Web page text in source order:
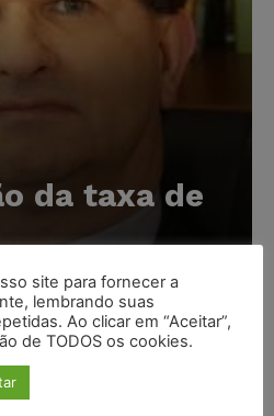
da taxa de
anúncios com conteúdo
circularem em suas
site para fornecer a
lembrando suas
Ao clicar em “Aceitar”,
de TODOS os cookies.